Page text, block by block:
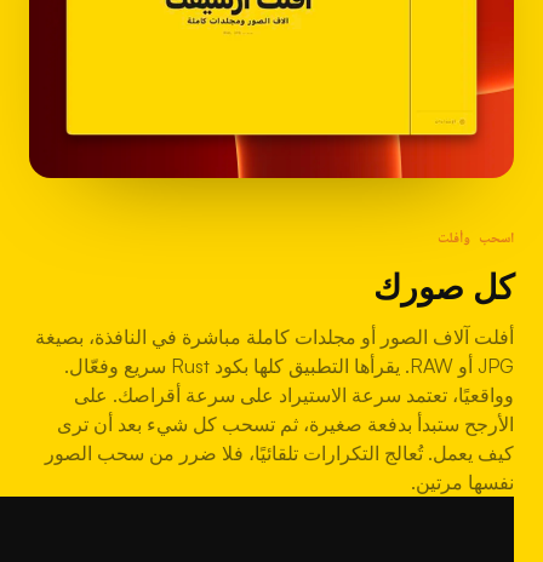
اسحب وأفلت
كل صورك
أفلت آلاف الصور أو مجلدات كاملة مباشرة في النافذة، بصيغة
JPG أو RAW. يقرأها التطبيق كلها بكود Rust سريع وفعّال.
وواقعيًا، تعتمد سرعة الاستيراد على سرعة أقراصك. على
الأرجح ستبدأ بدفعة صغيرة، ثم تسحب كل شيء بعد أن ترى
كيف يعمل. تُعالج التكرارات تلقائيًا، فلا ضرر من سحب الصور
نفسها مرتين.